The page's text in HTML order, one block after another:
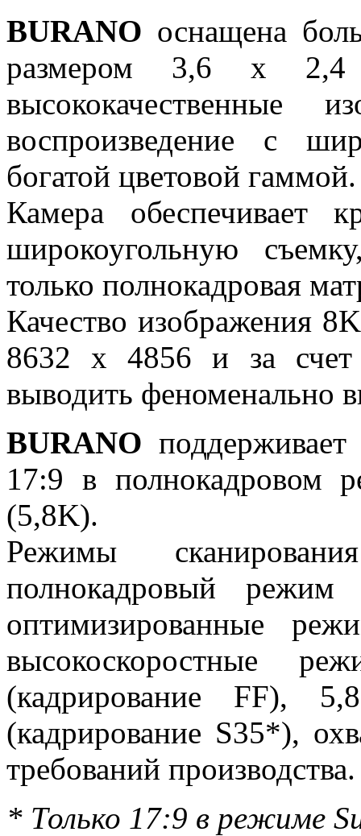
BURANO оснащена
размером 3,6 x 2,4
высококачественные
воспроизведение с
богатой цветовой гаммой.
Камера обеспечивает
широкоугольную
только полнокадровая
Качество изображения
8632 x 4856 и за счет
выводить феноменально
BURANO
17:9 в полнокадровом
(5,8K).
Режимы
полнокадровый
оптимизированные
высокоскоростные
(кадрирование FF),
(кадрирование S35*),
требований производства.
* Только 17:9 в режиме